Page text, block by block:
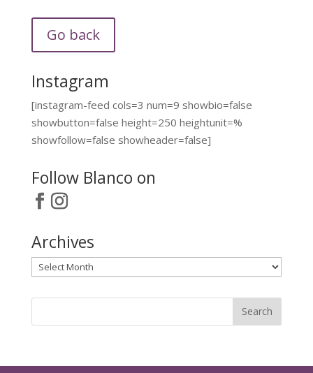
Go back
Instagram
[instagram-feed cols=3 num=9 showbio=false
showbutton=false height=250 heightunit=%
showfollow=false showheader=false]
Follow Blanco on
Archives
Archives